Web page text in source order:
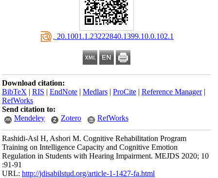
‎ 20.1001.1.23222840.1399.10.0.102.1
Download citation:
BibTeX |RIS |EndNote |Medlars |ProCite |Reference Manager
RefWorks
Send citation to:
Mendeley
Zotero RefWorks
Rashidi-Asl H, Ashori M. Cognitive Rehabilitation Program
Training on Intelligence Capacity and Cognitive Emotion
Regulation in Students with Hearing Impairment. MEJDS 2020; 10
:91-91
URL:http://jdisabilstud.org/article-1-1427-fa.html